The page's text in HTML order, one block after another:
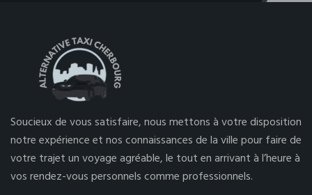
Soucieux de vous satisfaire, nous mettons à votre disposition
notre expérience et nos connaissances de la ville pour faire de
votre trajet un voyage agréable, le tout en arrivant à l’heure à
vos rendez-vous personnels comme professionnels.